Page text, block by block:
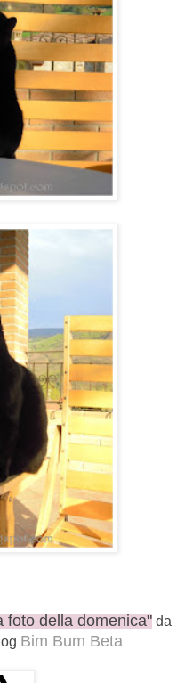
foto della domenica" da
Bim Bum Beta